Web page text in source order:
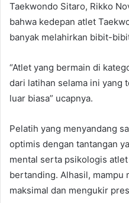
Taekwondo Sitaro, Rikko
bahwa kedepan atlet
banyak melahirkan bibit-
“Atlet yang bermain di
dari latihan selama ini yang
luar biasa” ucapnya.
Pelatih yang menyandang
optimis dengan tantangan
mental serta psikologis
bertanding. Alhasil, mampu
maksimal dan mengukir